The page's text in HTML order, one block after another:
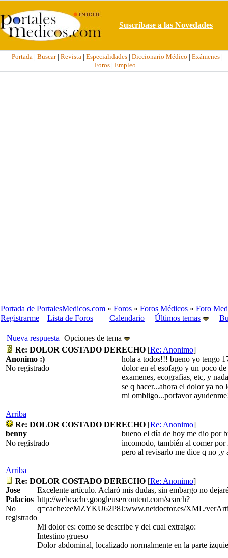
Suscríbase a las Novedades
Portada | Buscar| Revista | Especialidades | Diccionario Médico | Exámenes |
Foros| Empleo
Portada de PortalesMedicos.com » Foros » Foros Médicos » Foro
Registrarme
Lista de Foros Calendario Últimos temas
Nueva respuesta Opciones de tema
Re: DOLOR COSTADO DERECHO [Re: Anonimo]
Anonimo :)
No registrado
hola a todos!!! bueno yo tengo
dolor en el esofago y un poco
examenes, ecografias, etc, y
se q hacer...ahora el dolor ya no
mi ombligo...porfavor
Arriba
Re: DOLOR COSTADO DERECHO [Re: Anonimo]
benny
No registrado
bueno el día de hoy me dio por
incomodo, también al comer por
pero al revisarlo me dice q no ,y
Arriba
Re: DOLOR COSTADO DERECHO [Re: Anonimo]
Jose
Palacios
No
registrado
Excelente artículo. Aclaró mis dudas, sin embargo no
http://webcache.googleusercontent.com/search?
q=cache:eeMZYKU62P8J:www.netdoctor.es/XML/
Mi dolor es: como se describe y del cual extraigo:
Intestino grueso
Dolor abdominal, localizado normalmente en la parte